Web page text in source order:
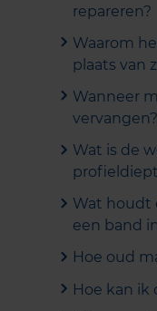
repareren?
Waarom
plaats van
Wanneer
vervangen?
Wat is de
Wat houdt
een band
Hoe oud
Hoe kan